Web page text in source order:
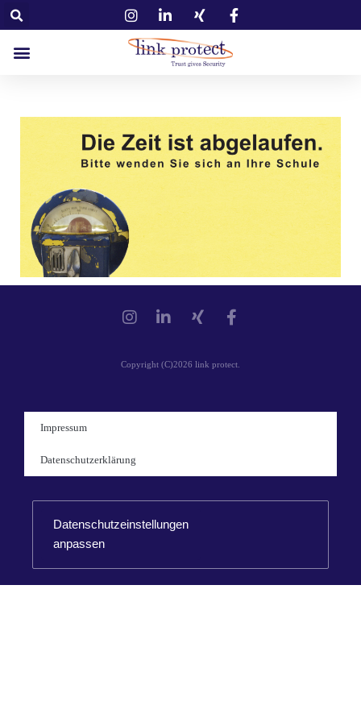
Copyright (C)2026 link protect.
Impressum
Datenschutzerklärung
Datenschutzeinstellungen
anpassen